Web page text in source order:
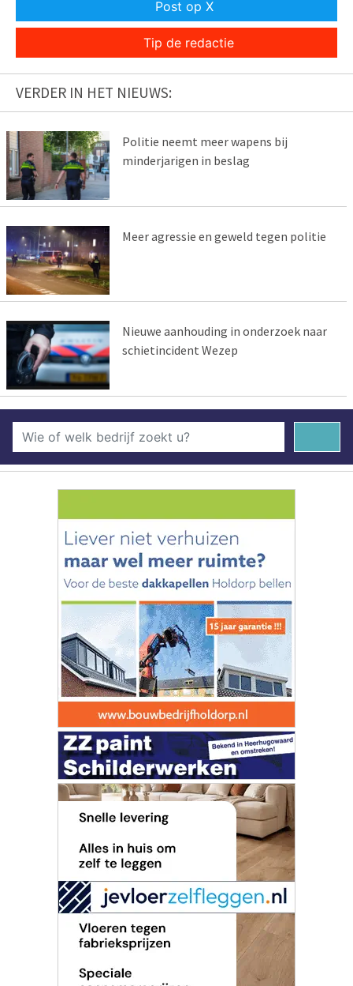
Post op X
Tip de redactie
VERDER IN HET NIEUWS:
Politie neemt meer wapens bij
minderjarigen in beslag
Meer agressie en geweld tegen politie
Nieuwe aanhouding in onderzoek naar
schietincident Wezep